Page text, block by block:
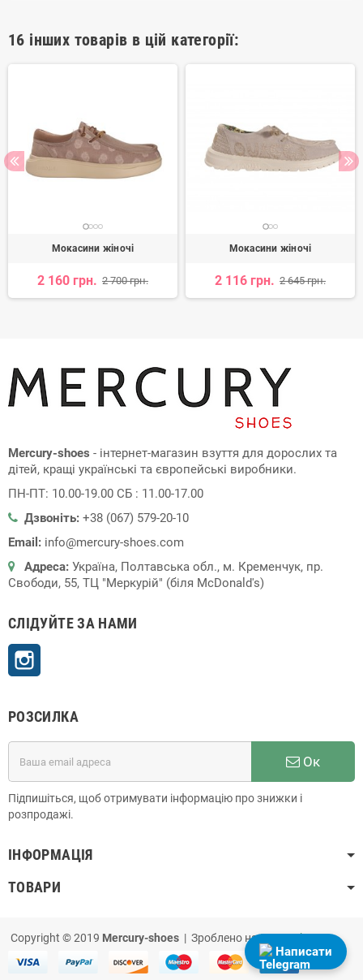
16 інших товарів в цій категорії:
Мокасини жіночі
2 160 грн. 2 700 грн.
Мокасини жіночі
2 116 грн. 2 645 грн.
Mercury-shoes - інтернет-магазин взуття для дорослих та
дітей, кращі українські та європейські виробники.
ПН-ПТ: 10.00-19.00 СБ : 11.00-17.00
Дзвоніть: +38 (067) 579-20-10
Email: info@mercury-shoes.com
Адреса: Україна, Полтавська обл., м. Кременчук, пр.
Свободи, 55, ТЦ "Меркурій" (біля McDonald's)
СЛІДУЙТЕ ЗА НАМИ
РОЗСИЛКА
Ок
Підпишіться, щоб отримувати інформацію про знижки і
розпродажі.
ІНФОРМАЦІЯ
ТОВАРИ
Copyright © 2019 Mercury-shoes | Зроблено наPrestaShop
Написати